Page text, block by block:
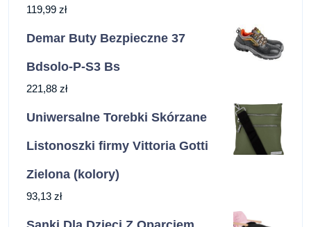
119,99 zł
Demar Buty Bezpieczne 37
Bdsolo-P-S3 Bs
221,88 zł
Uniwersalne Torebki Skórzane
Listonoszki firmy Vittoria Gotti
Zielona (kolory)
93,13 zł